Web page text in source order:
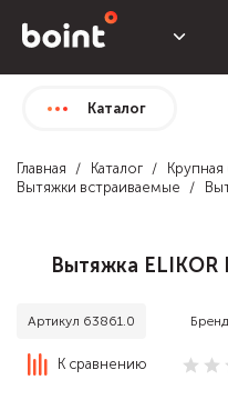
Каталог
Главная Каталог Крупная
Вытяжки встраиваемые
Вытяжка
Артикул 63861.0
К сравнению